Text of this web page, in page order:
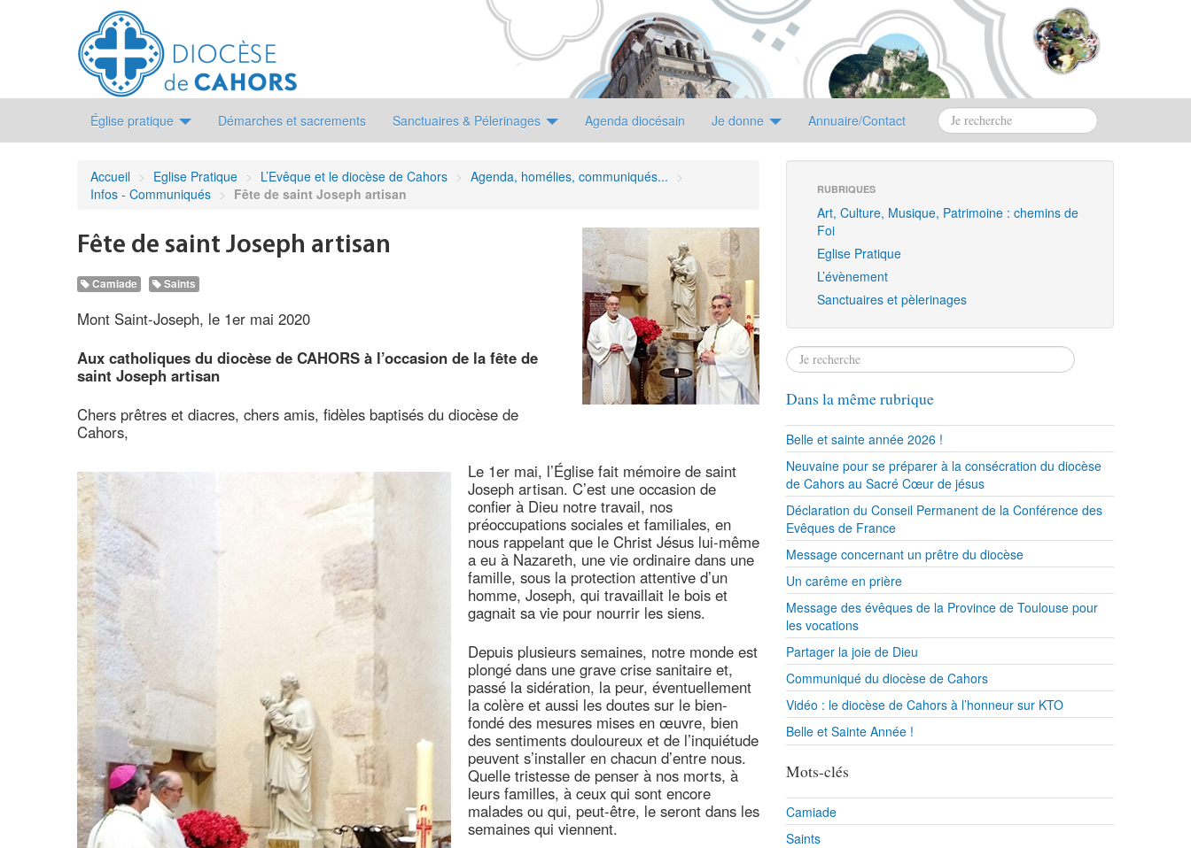
Église pratique Démarches et sacrements Sanctuaires & Pélerinages Agenda diocésain Je donne Annuaire/Contact
Accueil > Eglise Pratique > L’Evêque et le diocèse de Cahors > Agenda, homélies, communiqués... >
Infos - Communiqués > Fête de saint Joseph artisan
Fête de saint Joseph artisan
Camiade Saints
Mont Saint-Joseph, le 1er mai 2020
Aux catholiques du diocèse de CAHORS à l’occasion de la fête de
saint Joseph artisan
Chers prêtres et diacres, chers amis, fidèles baptisés du diocèse de
Cahors,
Le 1er mai, l’Église fait mémoire de saint
Joseph artisan. C’est une occasion de
confier à Dieu notre travail, nos
préoccupations sociales et familiales, en
nous rappelant que le Christ Jésus lui-même
a eu à Nazareth, une vie ordinaire dans une
famille, sous la protection attentive d’un
homme, Joseph, qui travaillait le bois et
gagnait sa vie pour nourrir les siens.
Depuis plusieurs semaines, notre monde est
plongé dans une grave crise sanitaire et,
passé la sidération, la peur, éventuellement
la colère et aussi les doutes sur le bien-
fondé des mesures mises en œuvre, bien
des sentiments douloureux et de l’inquiétude
peuvent s’installer en chacun d’entre nous.
Quelle tristesse de penser à nos morts, à
leurs familles, à ceux qui sont encore
malades ou qui, peut-être, le seront dans les
semaines qui viennent.
RUBRIQUES
Art, Culture, Musique, Patrimoine : chemins de
Foi
Eglise Pratique
L’évènement
Sanctuaires et pèlerinages
Dans la même rubrique
Belle et sainte année 2026 !
Neuvaine pour se préparer à la consécration du diocèse
de Cahors au Sacré Cœur de jésus
Déclaration du Conseil Permanent de la Conférence des
Evêques de France
Message concernant un prêtre du diocèse
Un carême en prière
Message des évêques de la Province de Toulouse pour
les vocations
Partager la joie de Dieu
Communiqué du diocèse de Cahors
Vidéo : le diocèse de Cahors à l’honneur sur KTO
Belle et Sainte Année !
Mots-clés
Camiade
Saints